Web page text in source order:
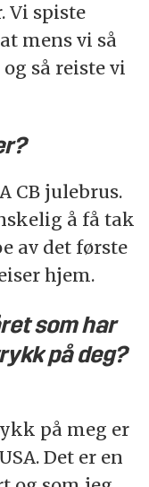
Vi spiste
mens vi så
så reiste vi
CB julebrus.
å få tak
av det første
hjem.
som har
på deg?
på meg er
Det er en